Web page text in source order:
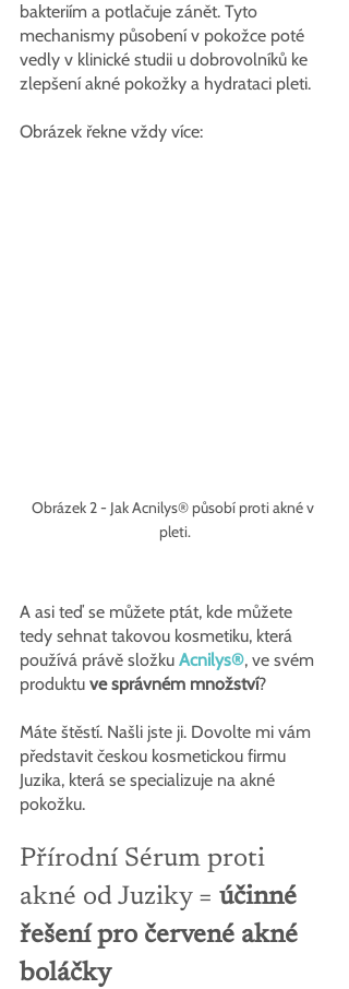
bakteriím a potlačuje zánět. Tyto
mechanismy působení v pokožce poté
vedly v klinické studii u dobrovolníků ke
zlepšení akné pokožky a hydrataci pleti.
Obrázek řekne vždy více:
Obrázek 2 - Jak Acnilys® působí proti akné v
pleti.
A asi teď se můžete ptát, kde můžete
tedy sehnat takovou kosmetiku, která
používá právě složku Acnilys®, ve svém
produktu ve správném množství?
Máte štěstí. Našli jste ji. Dovolte mi vám
představit českou kosmetickou firmu
Juzika, která se specializuje na akné
pokožku.
Přírodní Sérum proti
akné od Juziky = účinné
řešení pro červené akné
boláčky